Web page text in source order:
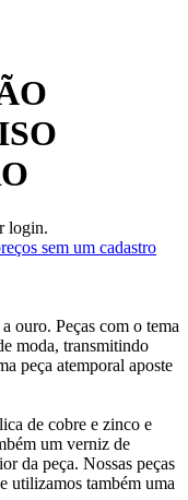
login.
sem um cadastro
ouro. Peças com o tema
moda, transmitindo
peça atemporal aposte
de cobre e zinco e
um verniz de
da peça. Nossas peças
utilizamos também uma